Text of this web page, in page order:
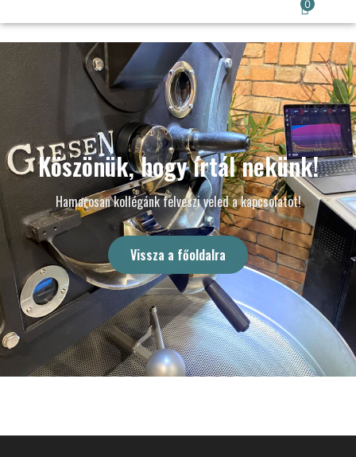
0
Köszönük, hogy írtál nekünk!
Hamarosan kollégánk felveszi veled a kapcsolatot!
Vissza a főoldalra